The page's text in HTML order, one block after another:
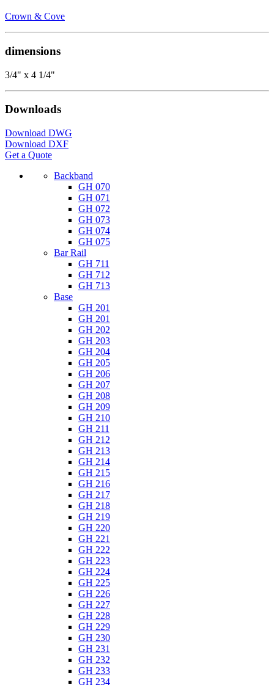
Crown & Cove
dimensions
3/4" x 4 1/4"
Downloads
Download DWG
Download DXF
Get a Quote
Backband
GH 070
GH 071
GH 072
GH 073
GH 074
GH 075
Bar Rail
GH 711
GH 712
GH 713
Base
GH 201
GH 201
GH 202
GH 203
GH 204
GH 205
GH 206
GH 207
GH 208
GH 209
GH 210
GH 211
GH 212
GH 213
GH 214
GH 215
GH 216
GH 217
GH 218
GH 219
GH 220
GH 221
GH 222
GH 223
GH 224
GH 225
GH 226
GH 227
GH 228
GH 229
GH 230
GH 231
GH 232
GH 233
GH 234